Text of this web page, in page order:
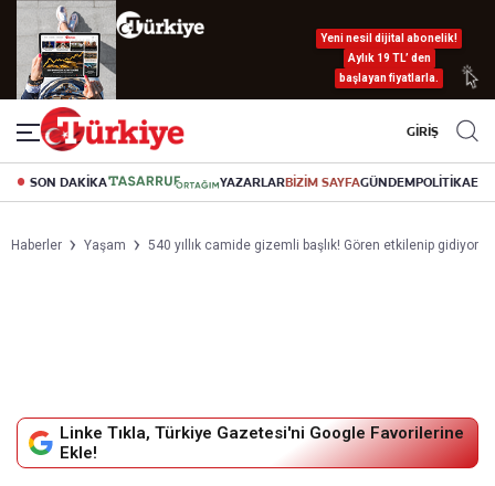
Yeni nesil dijital abonelik!
Aylık 19 TL’ den
başlayan fiyatlarla.
GİRİŞ
SON DAKİKA YAZARLARBİZİM SAYFAGÜNDEMPOLİTİKA
Haberler Yaşam 540 yıllık camide gizemli başlık! Gören etkilenip gidiyor
Linke Tıkla, Türkiye Gazetesi'ni Google Favorilerine
Ekle!